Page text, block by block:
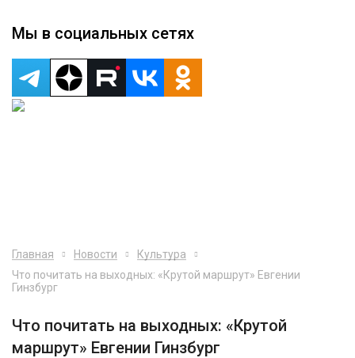
Мы в социальных сетях
Главная Новости
Культура
Что почитать на выходных: «Крутой маршрут» Евгении
Гинзбург
Что почитать на выходных: «Крутой
маршрут» Евгении Гинзбург